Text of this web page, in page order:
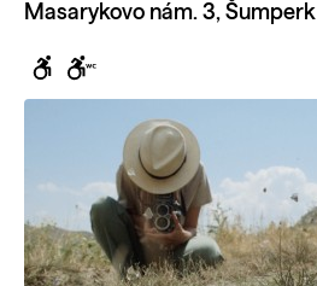
Masarykovo nám. 3, Šumperk